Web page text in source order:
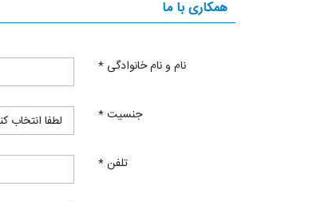
همکاری با ما
نام و نام خانوادگی *
جنسیت*
تلفن*